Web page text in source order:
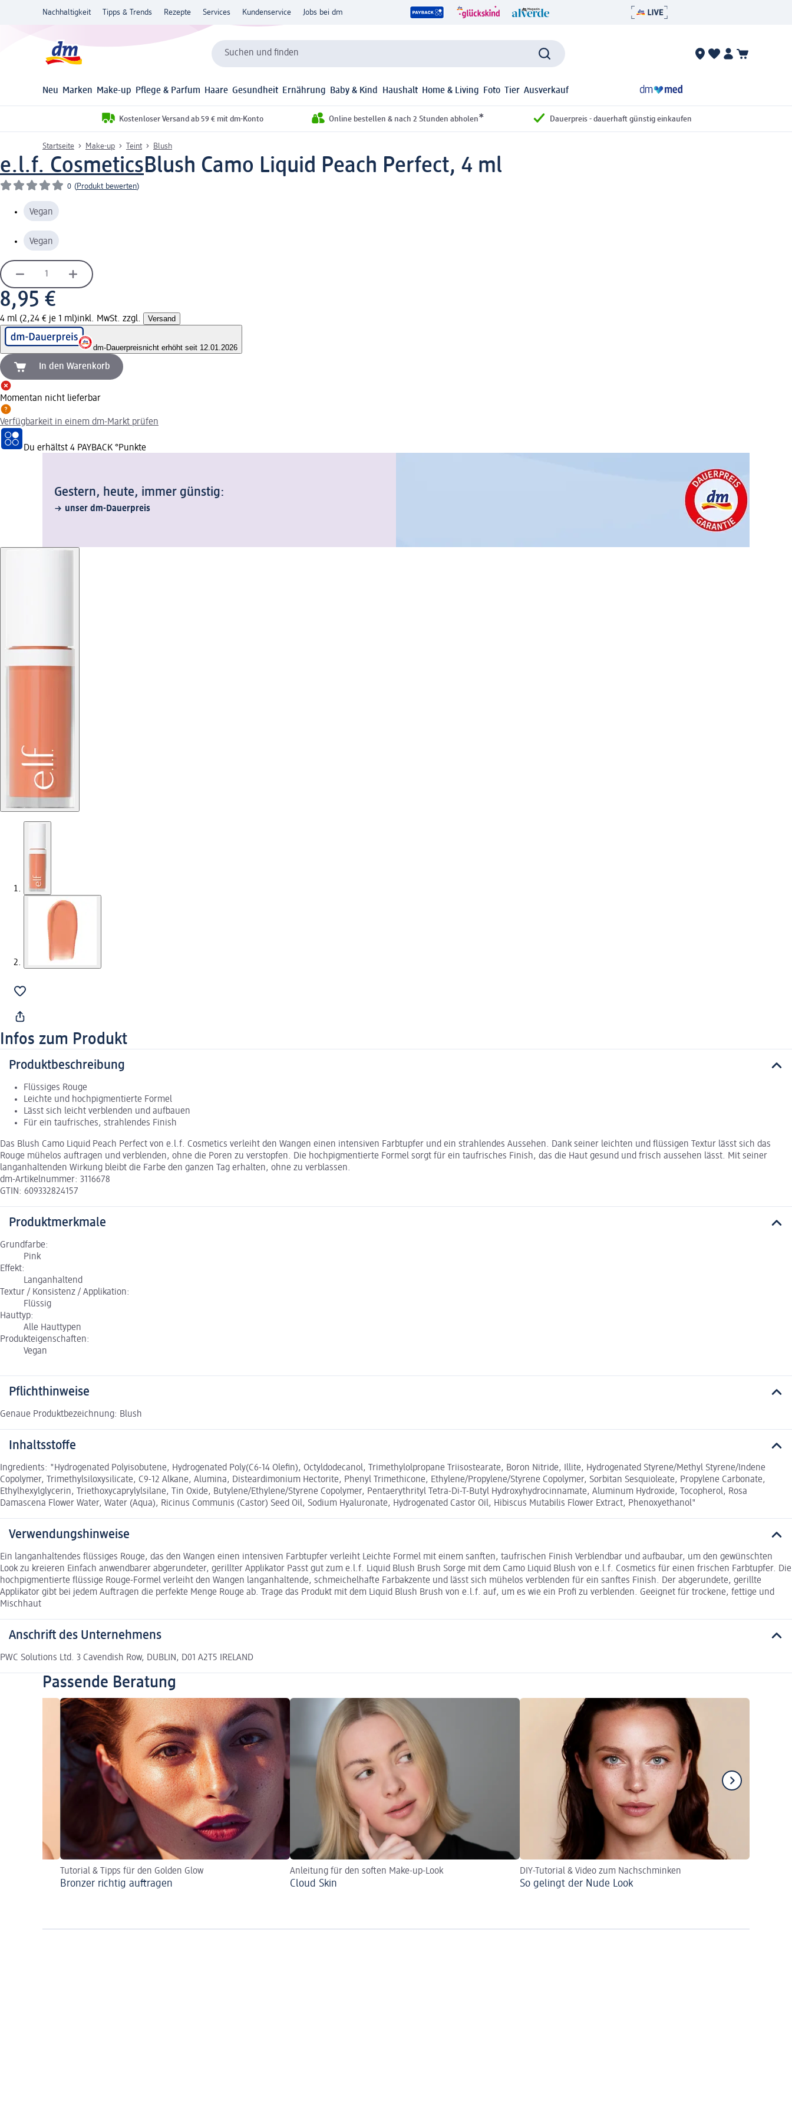
Nachhaltigkeit Tipps & Trends Rezepte Services Kundenservice Jobs bei dm
Suchen und finden
Neu Marken Make-up Pflege & Parfum Haare Gesundheit Ernährung Baby & Kind Haushalt Home & Living Foto Tier Ausverkauf
Kostenloser Versand ab 59 € mit dm-Konto Online bestellen & nach 2 Stunden abholen* Dauerpreis - dauerhaft günstig einkaufen
Startseite Make-up Teint Blush
e.l.f. CosmeticsBlush Camo Liquid Peach Perfect, 4 ml
0 (Produkt bewerten)
Vegan
Vegan
8,95 €
4 ml (2,24 € je 1 ml)inkl. MwSt. zzgl. Versand
dm-Dauerpreisnicht erhöht seit 12.01.2026
In den Warenkorb
Momentan nicht lieferbar
Verfügbarkeit in einem dm-Markt prüfen
Du erhältst 4 PAYBACK °Punkte
Gestern, heute, immer günstig:
unser dm-Dauerpreis
Infos zum Produkt
Produktbeschreibung
Flüssiges Rouge
Leichte und hochpigmentierte Formel
Lässt sich leicht verblenden und aufbauen
Für ein taufrisches, strahlendes Finish
Das Blush Camo Liquid Peach Perfect von e.l.f. Cosmetics verleiht den Wangen einen intensiven Farbtupfer und ein strahlendes Aussehen. Dank seiner leichten und flüssigen Textur lässt sich das
Rouge mühelos auftragen und verblenden, ohne die Poren zu verstopfen. Die hochpigmentierte Formel sorgt für ein taufrisches Finish, das die Haut gesund und frisch aussehen lässt. Mit seiner
langanhaltenden Wirkung bleibt die Farbe den ganzen Tag erhalten, ohne zu verblassen.
dm-Artikelnummer: 3116678
GTIN: 609332824157
Produktmerkmale
Grundfarbe:
Pink
Effekt:
Langanhaltend
Textur / Konsistenz / Applikation:
Flüssig
Hauttyp:
Alle Hauttypen
Produkteigenschaften:
Vegan
Pflichthinweise
Genaue Produktbezeichnung: Blush
Inhaltsstoffe
Ingredients: "Hydrogenated Polyisobutene, Hydrogenated Poly(C6-14 Olefin), Octyldodecanol, Trimethylolpropane Triisostearate, Boron Nitride, Illite, Hydrogenated Styrene/Methyl Styrene/Indene
Copolymer, Trimethylsiloxysilicate, C9-12 Alkane, Alumina, Disteardimonium Hectorite, Phenyl Trimethicone, Ethylene/Propylene/Styrene Copolymer, Sorbitan Sesquioleate, Propylene Carbonate,
Ethylhexylglycerin, Triethoxycaprylylsilane, Tin Oxide, Butylene/Ethylene/Styrene Copolymer, Pentaerythrityl Tetra-Di-T-Butyl Hydroxyhydrocinnamate, Aluminum Hydroxide, Tocopherol, Rosa
Damascena Flower Water, Water (Aqua), Ricinus Communis (Castor) Seed Oil, Sodium Hyaluronate, Hydrogenated Castor Oil, Hibiscus Mutabilis Flower Extract, Phenoxyethanol"
Verwendungshinweise
Ein langanhaltendes flüssiges Rouge, das den Wangen einen intensiven Farbtupfer verleiht Leichte Formel mit einem sanften, taufrischen Finish Verblendbar und aufbaubar, um den gewünschten
Look zu kreieren Einfach anwendbarer abgerundeter, gerillter Applikator Passt gut zum e.l.f. Liquid Blush Brush Sorge mit dem Camo Liquid Blush von e.l.f. Cosmetics für einen frischen Farbtupfer. Die
hochpigmentierte flüssige Rouge-Formel verleiht den Wangen langanhaltende, schmeichelhafte Farbakzente und lässt sich mühelos verblenden für ein sanftes Finish. Der abgerundete, gerillte
Applikator gibt bei jedem Auftragen die perfekte Menge Rouge ab. Trage das Produkt mit dem Liquid Blush Brush von e.l.f. auf, um es wie ein Profi zu verblenden. Geeignet für trockene, fettige und
Mischhaut
Anschrift des Unternehmens
PWC Solutions Ltd. 3 Cavendish Row, DUBLIN, D01 A2T5 IRELAND
Passende Beratung
Tutorial & Tipps für den Golden Glow
Bronzer richtig auftragen
Anleitung für den soften Make-up-Look
Cloud Skin
DIY-Tutorial & Video zum Nachschminken
So gelingt der Nude Look